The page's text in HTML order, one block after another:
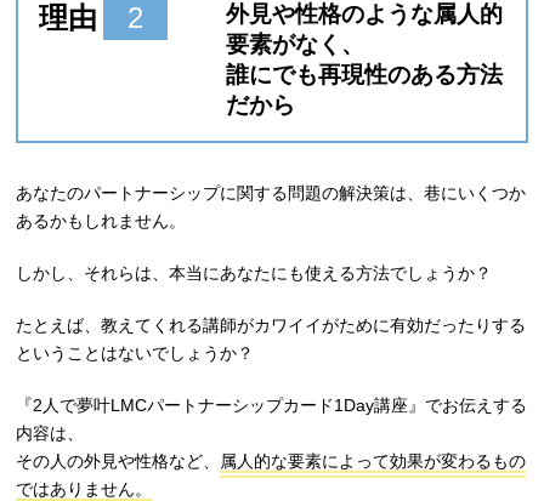
理由 2
外見や性格のような属人的
要素がなく、
誰にでも再現性のある方法
だから
あなたのパートナーシップに関する問題の解決策は、巷にいくつか
あるかもしれません。
しかし、それらは、本当にあなたにも使える方法でしょうか？
たとえば、教えてくれる講師がカワイイがために有効だったりする
ということはないでしょうか？
『2人で夢叶LMCパートナーシップカード1Day講座』でお伝えする
内容は、
その人の外見や性格など、 属人的な要素によって効果が変わるもの
ではありません。